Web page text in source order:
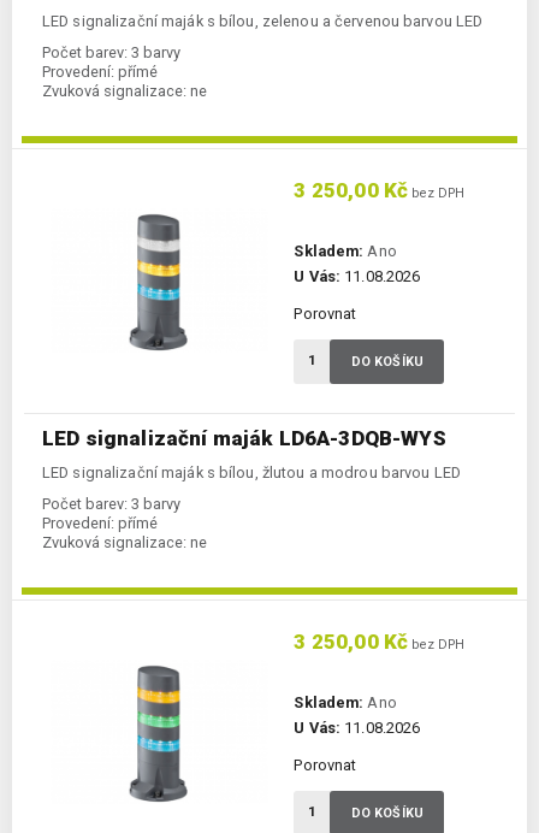
LED signalizační maják s bílou, zelenou a červenou barvou LED
Počet barev: 3 barvy
Provedení: přímé
Zvuková signalizace: ne
LED signalizační maják LD6A-3DQB-WYS
LED signalizační maják s bílou, žlutou a modrou barvou LED
Počet barev: 3 barvy
Provedení: přímé
Zvuková signalizace: ne
3 250,00 Kč bez DPH
Skladem: Ano
U Vás: 11.08.2026
Porovnat
DO KOŠÍKU
3 250,00 Kč bez DPH
Skladem: Ano
U Vás: 11.08.2026
Porovnat
DO KOŠÍKU